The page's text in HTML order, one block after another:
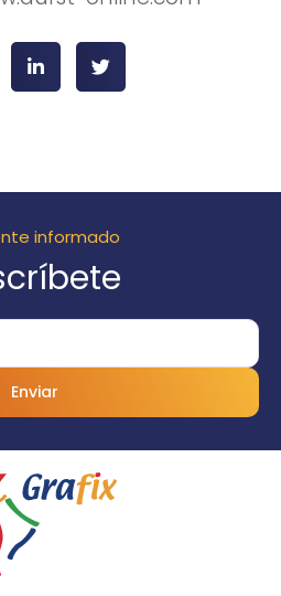
informado
Enviar